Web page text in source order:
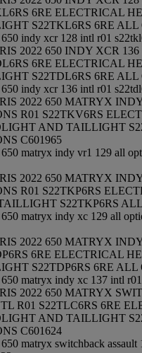
6RE ELECTRICAL
S22TKL6RS 6RE ALL
indy xcr 128 intl r01
2022 650 INDY XCR 136
6RE ELECTRICAL
S22TDL6RS 6RE ALL
indy xcr 136 intl r01
2022 650 MATRYX
R01 S22TKV6RS
AND TAILLIGHT
C601965
matryx indy vr1 129 all
2022 650 MATRYX
R01 S22TKP6RS
S22TKP6RS
matryx indy xc 129 all
2022 650 MATRYX
6RE ELECTRICAL
S22TDP6RS 6RE ALL
matryx indy xc 137 intl
2022 650 MATRYX
R01 S22TLC6RS 6RE
AND TAILLIGHT
C601624
matryx switchback assault